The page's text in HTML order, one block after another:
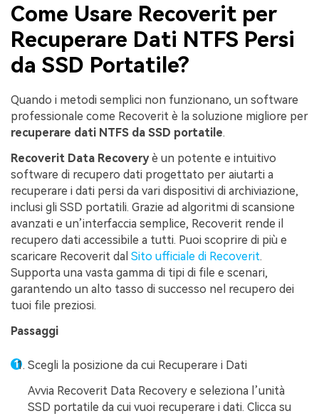
Come Usare Recoverit per
Recuperare Dati NTFS Persi
da SSD Portatile?
Quando i metodi semplici non funzionano, un software
professionale come Recoverit è la soluzione migliore per
recuperare dati NTFS da SSD portatile.
Recoverit Data Recoveryè un potente e intuitivo
software di recupero dati progettato per aiutarti a
recuperare i dati persi da vari dispositivi di archiviazione,
inclusi gli SSD portatili. Grazie ad algoritmi di scansione
avanzati e un’interfaccia semplice, Recoverit rende il
recupero dati accessibile a tutti. Puoi scoprire di più e
scaricare Recoverit dal Sito ufficiale di Recoverit.
Supporta una vasta gamma di tipi di file e scenari,
garantendo un alto tasso di successo nel recupero dei
tuoi file preziosi.
Passaggi
Scegli la posizione da cui Recuperare i Dati
Avvia Recoverit Data Recovery e seleziona l’unità
SSD portatile da cui vuoi recuperare i dati. Clicca su